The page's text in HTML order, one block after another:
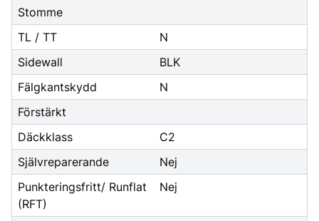
Stomme
TL / TT
N
Sidewall
BLK
Fälgkantskydd
N
Förstärkt
Däckklass
C2
Självreparerande
Nej
Punkteringsfritt/ Runflat
(RFT)
Nej